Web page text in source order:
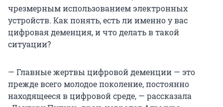
чрезмерным использованием электронных
устройств. Как понять, есть ли именно у вас
цифровая деменция, и что делать в такой
ситуации?
— Главные жертвы цифровой деменции — это
прежде всего молодое поколение, постоянно
находящееся в цифровой среде, — рассказала